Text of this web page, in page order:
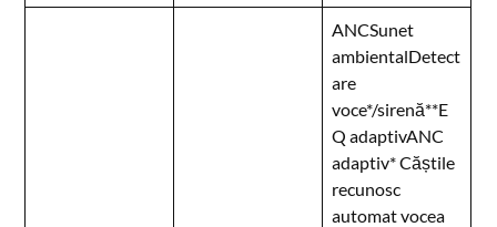
ANCSunet
ambientalDetect
are
voce*/sirenă**E
Q adaptivANC
adaptiv* Căștile
recunosc
automat vocea